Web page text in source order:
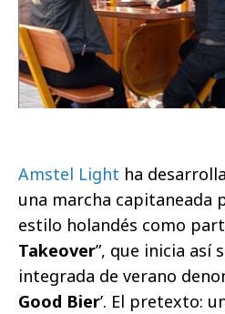
Amstel Light ha
una marcha capitaneada
estilo holandés como
Takeover”, que inicia así
integrada de verano
Good Bier’. El pretexto: